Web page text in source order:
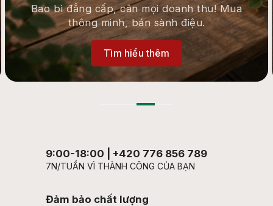
Bao bì đẳng cấp, cân mọi doanh thu! Mua
thông minh, bán sành điệu.
Tìm hiểu thêm
9:00-18:00 | +420 776 856 789
7N/TUẦN VÌ THÀNH CÔNG CỦA BẠN
Đảm bảo chất lượng